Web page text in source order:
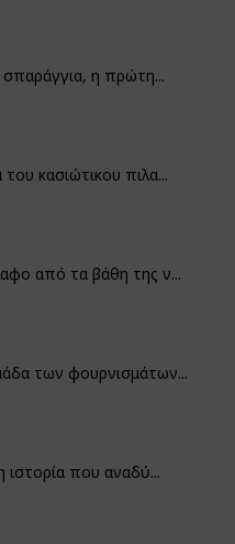
σπαράγγια, η πρώτη...
κασιώτικου πιλα...
από τα βάθη της ν...
των φουρνισμάτων...
ιστορία που αναδύ...